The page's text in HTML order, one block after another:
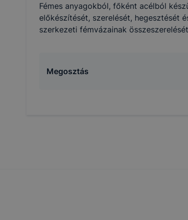
Fémes anyagokból, főként acélból
előkészítését, szerelését, hegesztését
szerkezeti fémvázainak
Megosztás
honlap fejlesztése. Hogyan ellenőrizheti és
kat? Minden modern böngésző engedélyezi a
A legtöbb böngésző alapértelmezettként
vagy törlése által előfordulhat, hogy